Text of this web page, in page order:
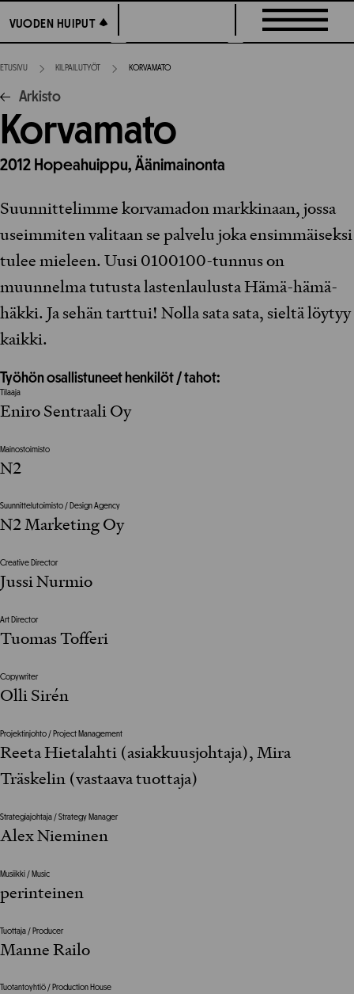
suoraan
sisältöön
VUODEN HUIPUT
VUODEN HUIPUT
ETUSIVU KILPAILUTYÖT KORVAMATO
Arkisto
Korvamato
2012 Hopeahuippu, Äänimainonta
Suunnittelimme korvamadon markkinaan, jossa
useimmiten valitaan se palvelu joka ensimmäiseksi
tulee mieleen. Uusi 0100100-tunnus on
muunnelma tutusta lastenlaulusta Hämä-hämä-
häkki. Ja sehän tarttui! Nolla sata sata, sieltä löytyy
kaikki.
Työhön osallistuneet henkilöt / tahot:
Tilaaja
Eniro Sentraali Oy
Mainostoimisto
N2
Suunnittelutoimisto / Design Agency
N2 Marketing Oy
Creative Director
Jussi Nurmio
Art Director
Tuomas Tofferi
Copywriter
Olli Sirén
Projektinjohto / Project Management
Reeta Hietalahti (asiakkuusjohtaja), Mira
Träskelin (vastaava tuottaja)
Strategiajohtaja / Strategy Manager
Alex Nieminen
Musiikki / Music
perinteinen
Tuottaja / Producer
Manne Railo
Tuotantoyhtiö / Production House